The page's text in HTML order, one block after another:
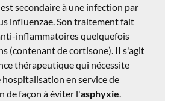
secondaire à une infection par
influenzae. Son traitement fait
inflammatoires quelquefois
(contenant de cortisone). II s'agit
thérapeutique qui nécessite
hospitalisation en service de
de façon à éviter l'asphyxie.